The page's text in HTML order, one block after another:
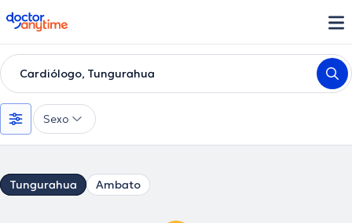
doctoranytime
Cardiólogo, Tungurahua
Sexo
Tungurahua Ambato